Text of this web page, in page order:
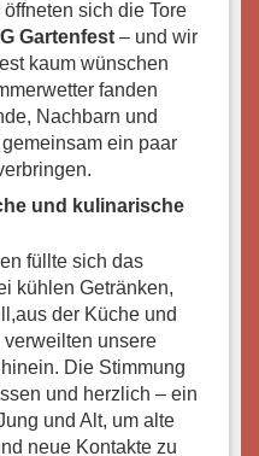
sich die Tore
Gartenfest – und wir
kaum wünschen
fanden
Nachbarn und
ein paar
und kulinarische
füllte sich das
kühlen Getränken,
der Küche und
unsere
Die Stimmung
und herzlich – ein
und Alt, um alte
neue Kontakte zu